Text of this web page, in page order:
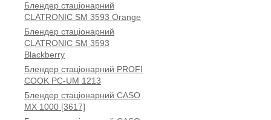
Блендер стаціонарний
CLATRONIC SM 3593 Orange
Блендер стаціонарний
CLATRONIC SM 3593
Blackberry
Блендер стаціонарний PROFI
COOK PC-UM 1213
Блендер стаціонарний CASO
MX 1000 [3617]